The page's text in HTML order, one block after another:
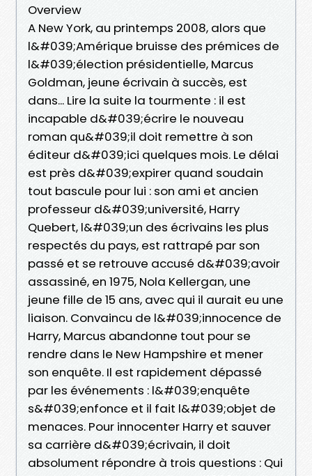
Overview
A New York, au printemps 2008, alors que
l&#039;Amérique bruisse des prémices de
l&#039;élection présidentielle, Marcus
Goldman, jeune écrivain à succès, est
dans... Lire la suite la tourmente : il est
incapable d&#039;écrire le nouveau
roman qu&#039;il doit remettre à son
éditeur d&#039;ici quelques mois. Le délai
est près d&#039;expirer quand soudain
tout bascule pour lui : son ami et ancien
professeur d&#039;université, Harry
Quebert, l&#039;un des écrivains les plus
respectés du pays, est rattrapé par son
passé et se retrouve accusé d&#039;avoir
assassiné, en 1975, Nola Kellergan, une
jeune fille de 15 ans, avec qui il aurait eu une
liaison. Convaincu de l&#039;innocence de
Harry, Marcus abandonne tout pour se
rendre dans le New Hampshire et mener
son enquête. Il est rapidement dépassé
par les événements : l&#039;enquête
s&#039;enfonce et il fait l&#039;objet de
menaces. Pour innocenter Harry et sauver
sa carrière d&#039;écrivain, il doit
absolument répondre à trois questions : Qui